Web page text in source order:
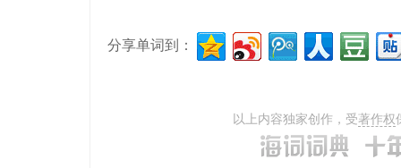
分享单词到：
以上内容独家创作，受著作权